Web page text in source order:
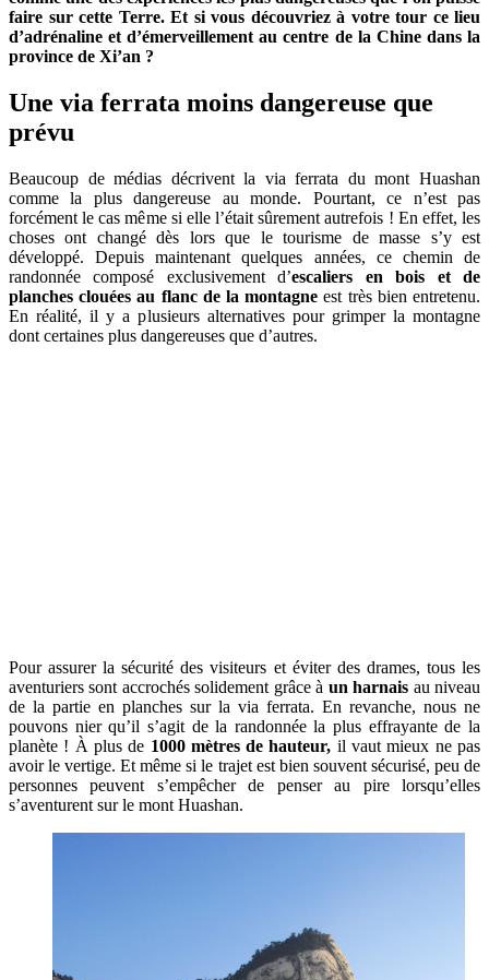
faire sur cette Terre. Et si vous découvriez à votre tour ce lieu
d’adrénaline et d’émerveillement au centre de la Chine dans la
province de Xi’an ?
Une via ferrata moins dangereuse que
prévu
Beaucoup de médias décrivent la via ferrata du mont Huashan
comme la plus dangereuse au monde. Pourtant, ce n’est pas
forcément le cas même si elle l’était sûrement autrefois ! En effet, les
choses ont changé dès lors que le tourisme de masse s’y est
développé. Depuis maintenant quelques années, ce chemin de
randonnée composé exclusivement d’escaliers en bois et de
planches clouées au flanc de la montagne est très bien entretenu.
En réalité, il y a plusieurs alternatives pour grimper la montagne
dont certaines plus dangereuses que d’autres.
Pour assurer la sécurité des visiteurs et éviter des drames, tous les
aventuriers sont accrochés solidement grâce à un harnais au niveau
de la partie en planches sur la via ferrata. En revanche, nous ne
pouvons nier qu’il s’agit de la randonnée la plus effrayante de la
planète ! À plus de 1000 mètres de hauteur, il vaut mieux ne pas
avoir le vertige. Et même si le trajet est bien souvent sécurisé, peu de
personnes peuvent s’empêcher de penser au pire lorsqu’elles
s’aventurent sur le mont Huashan.